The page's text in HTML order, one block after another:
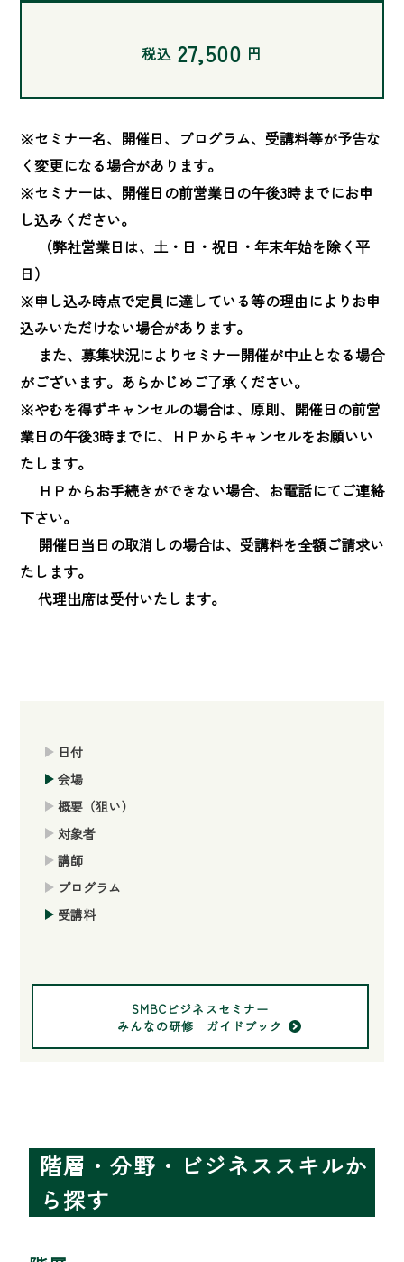
日付
会場
概要（狙い）
対象者
講師
プログラム
受講料
SMBCビジネスセミナー
みんなの研修 ガイドブック
税込 27,500 円
※セミナー名、開催日、プログラム、受講料等が予告な
く変更になる場合があります。
※セミナーは、開催日の前営業日の午後3時までにお申
し込みください。
（弊社営業日は、土・日・祝日・年末年始を除く平
日）
※申し込み時点で定員に達している等の理由によりお申
込みいただけない場合があります。
また、募集状況によりセミナー開催が中止となる場合
がございます。あらかじめご了承ください。
※やむを得ずキャンセルの場合は、原則、開催日の前営
業日の午後3時までに、ＨＰからキャンセルをお願いい
たします。
ＨＰからお手続きができない場合、お電話にてご連絡
下さい。
開催日当日の取消しの場合は、受講料を全額ご請求い
たします。
代理出席は受付いたします。
階層・分野・ビジネススキルか
ら探す